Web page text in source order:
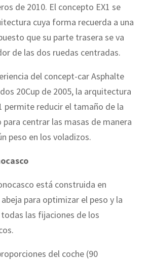
de 2010. El concepto EX1 se
cuya forma recuerda a una
que su parte trasera se va
de las dos ruedas centradas.
del concept-car Asphalte
20Cup de 2005, la arquitectura
permite reducir el tamaño de la
centrar las masas de manera
peso en los voladizos.
está construida en
para optimizar el peso y la
las fijaciones de los
del coche (90